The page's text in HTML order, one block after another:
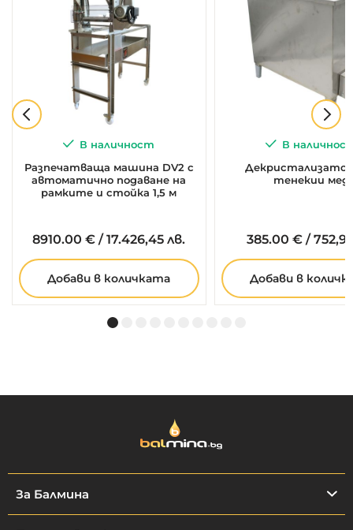
В наличност
Разпечатваща машина DV2 с
автоматично подаване на
рамките и стойка 1,5 м
8910.00 € /17.426,45 лв.
Добави в количката
В
Декристализатор
тенекии мед
385.00 € /
Добави в
За Балмина